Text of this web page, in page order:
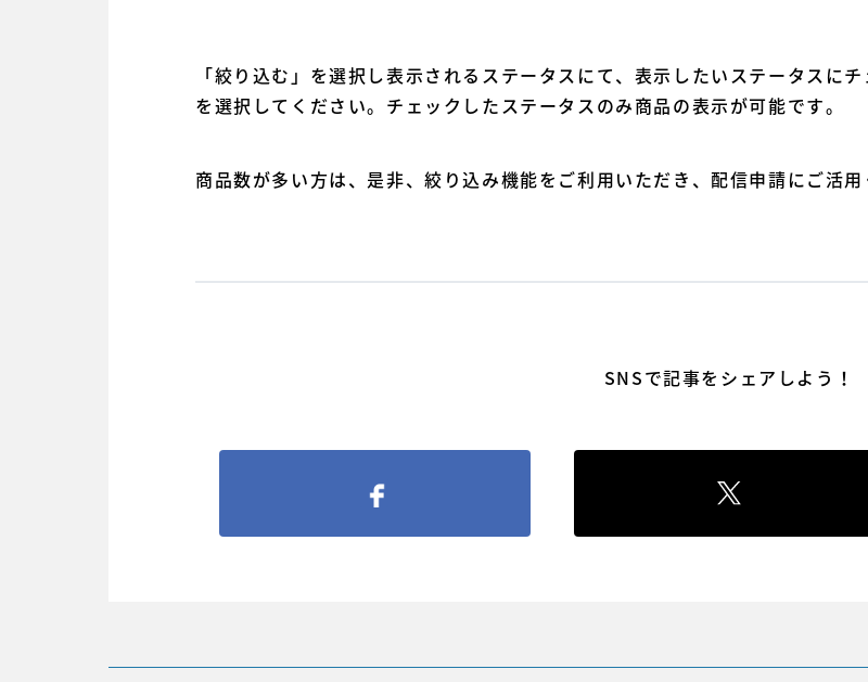
「絞り込む」を選択し表示されるステータスにて、表示したいステータスに
を選択してください。チェックしたステータスのみ商品の表示が可能です。
商品数が多い方は、是非、絞り込み機能をご利用いただき、配信申請にご活用
SNSで記事をシェアしよう！